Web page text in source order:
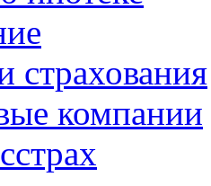
страхования
компании